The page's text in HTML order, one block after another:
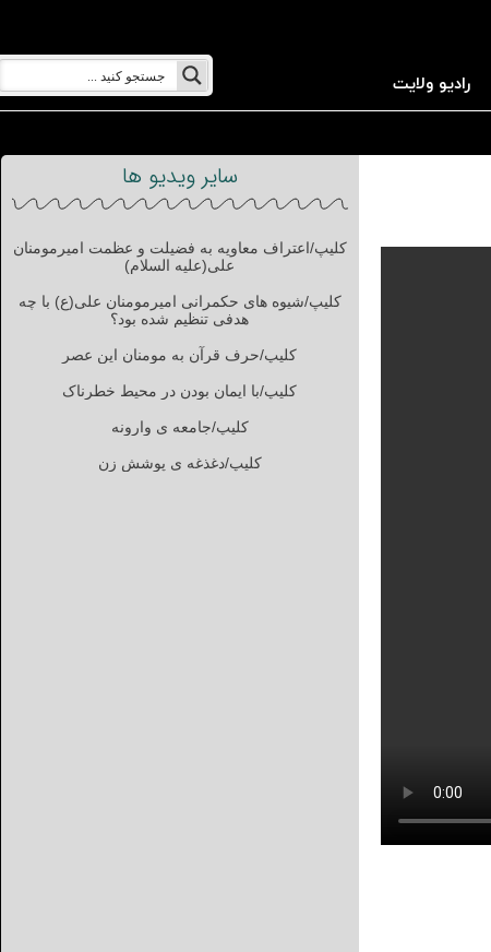
رادیو ولایت
سایر ویدیو ها
کلیپ/اعتراف معاویه به فضیلت و عظمت امیرمومنان
علی(علیه السلام)
کلیپ/شیوه های حکمرانی امیرمومنان علی(ع) با چه
هدفی تنظیم شده بود؟
کلیپ/حرف قرآن به مومنان این عصر
کلیپ/با ایمان بودن در محیط خطرناک
کلیپ/جامعه ی وارونه
کلیپ/دغذغه ی پوشش زن